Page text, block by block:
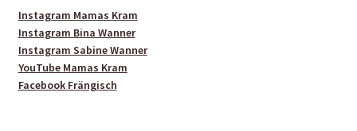
Instagram Mamas Kram
Instagram Bina Wanner
Instagram Sabine Wanner
YouTube Mamas Kram
Facebook Frängisch